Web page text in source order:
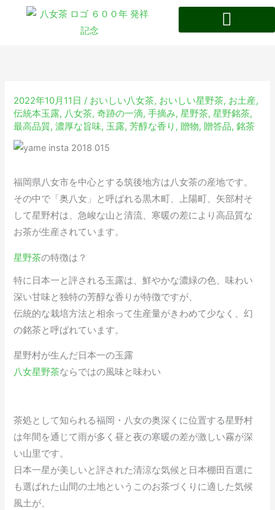
2022年10月11日 / おいしい八女茶, おいしい星野茶, お土産,
伝統本玉露, 八女茶,奇跡の一滴,手摘み,星野茶,星野銘茶,
最高品質,濃厚な旨味, 玉露,芳醇な香り , 贈物, 贈答品,銘茶
福岡県八女市を中心とする筑後地方は八女茶の産地です。
その中で「奥八女」と呼ばれる黒木町、上陽町、矢部村そ
して星野村は、急峻な山と清流、寒暖の差により高品質な
お茶が生産されています。
星野茶の特徴は？
特に日本一と評される玉露は、鮮やかな濃緑の色、味わい
深い甘味と独特の芳醇な香りが特徴ですが、
伝統的な栽培方法と相余って生産量がきわめて少なく、幻
の銘茶と呼ばれています。
星野村が生んだ日本一の玉露
八女星野茶ならではの風味と味わい
茶処として知られる福岡・八女の奥深くに位置する星野村
は年間を通じて雨が多く昼と夜の寒暖の差が激しい霧が深
い山里です。
日本一星が美しいと評された清涼な気候と日本棚田百選に
も選ばれた山間の土地というこのお茶づくりに適した気候
風土が、